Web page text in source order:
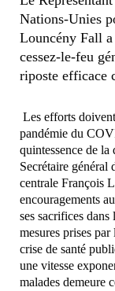
Nations-Unies
Louncény Fall a
cessez-le-feu
riposte efficace
Les efforts
pandémie du
quintessence de la
Secrétaire
centrale François
encouragements
ses sacrifices
mesures prises
crise de santé
une vitesse
malades demeure